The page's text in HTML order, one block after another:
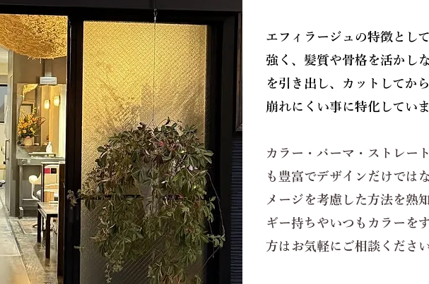
エフィラージュの特徴とし
強く、髪質や骨格を活かし
を引き出し、カットしてか
崩れにくい事に特化していま
カラー・パーマ・ストレー
も豊富でデザインだけでは
メージを考慮した方法を熟
ギー持ちやいつもカラーを
方はお気軽にご相談ください